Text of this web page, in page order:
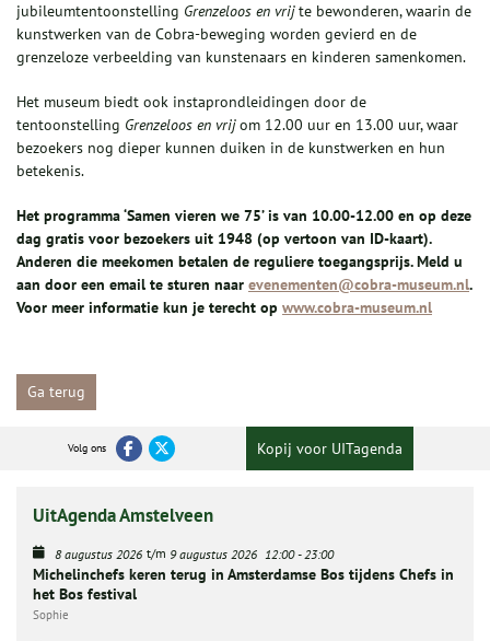
jubileumtentoonstelling Grenzeloos en vrijte bewonderen, waarin de
kunstwerken van de Cobra-beweging worden gevierd en de
grenzeloze verbeelding van kunstenaars en kinderen samenkomen.
Het museum biedt ook instaprondleidingen door de
tentoonstelling Grenzeloos en vrijom 12.00 uur en 13.00 uur, waar
bezoekers nog dieper kunnen duiken in de kunstwerken en hun
betekenis.
Het programma ‘Samen vieren we 75’ is van 10.00-12.00 en op deze
dag gratis voor bezoekers uit 1948 (op vertoon van ID-kaart).
Anderen die meekomen betalen de reguliere toegangsprijs. Meld u
aan door een email te sturen naar evenementen@cobra-museum.nl.
Voor meer informatie kun je terecht op www.cobra-museum.nl
Ga terug
Volg ons Kopij voor UITagenda
UitAgenda Amstelveen
8 augustus 2026 t/m 9 augustus 2026 12:00-23:00
Michelinchefs keren terug in Amsterdamse Bos tijdens Chefs in
het Bos festival
Sophie